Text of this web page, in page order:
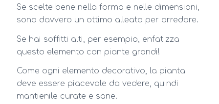
Se scelte bene nella forma e nelle dimensioni,
sono davvero un ottimo alleato per arredare.
Se hai soffitti alti, per esempio, enfatizza
questo elemento con piante grandi!
Come ogni elemento decorativo, la pianta
deve essere piacevole da vedere, quindi
mantienile curate e sane.